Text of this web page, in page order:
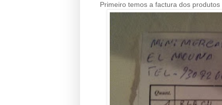
Primeiro temos a factura dos